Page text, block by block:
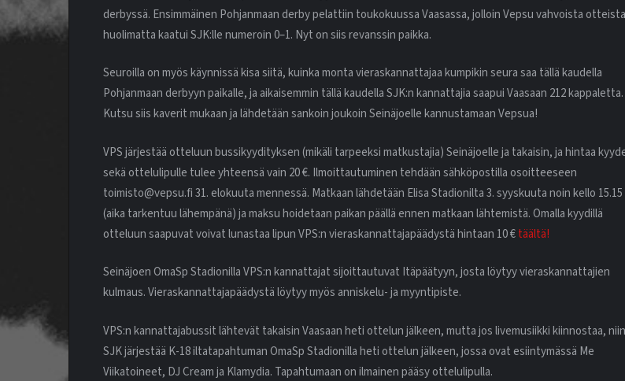
derbyssä. Ensimmäinen Pohjanmaan derby pelattiin toukokuussa Vaasassa, jolloin Vepsu vahvoista
huolimatta kaatui SJK:lle numeroin 0–1. Nyt on siis revanssin paikka.
Seuroilla on myös käynnissä kisa siitä, kuinka monta vieraskannattajaa kumpikin seura saa tällä kaudella
Pohjanmaan derbyyn paikalle, ja aikaisemmin tällä kaudella SJK:n kannattajia saapui Vaasaan 212 kappaletta.
Kutsu siis kaverit mukaan ja lähdetään sankoin joukoin Seinäjoelle kannustamaan Vepsua!
VPS järjestää otteluun bussikyydityksen (mikäli tarpeeksi matkustajia) Seinäjoelle ja takaisin, ja hintaa
sekä ottelulipulle tulee yhteensä vain 20 €. Ilmoittautuminen tehdään sähköpostilla osoitteeseen
toimisto@vepsu.fi 31. elokuuta mennessä. Matkaan lähdetään Elisa Stadionilta 3. syyskuuta noin kello 15.15
(aika tarkentuu lähempänä) ja maksu hoidetaan paikan päällä ennen matkaan lähtemistä. Omalla kyydillä
otteluun saapuvat voivat lunastaa lipun VPS:n vieraskannattajapäädystä hintaan 10 €täältä!
Seinäjoen OmaSp Stadionilla VPS:n kannattajat sijoittautuvat Itäpäätyyn, josta löytyy vieraskannattajien
kulmaus. Vieraskannattajapäädystä löytyy myös anniskelu- ja myyntipiste.
VPS:n kannattajabussit lähtevät takaisin Vaasaan heti ottelun jälkeen, mutta jos livemusiikki kiinnostaa, niin
SJK järjestää K-18 iltatapahtuman OmaSp Stadionilla heti ottelun jälkeen, jossa ovat esiintymässä Me
Viikatoineet, DJ Cream ja Klamydia. Tapahtumaan on ilmainen pääsy ottelulipulla.